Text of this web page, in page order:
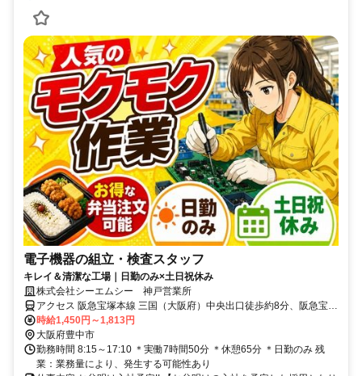
電子機器の組立・検査スタッフ
キレイ＆清潔な工場｜日勤のみ×土日祝休み
株式会社シーエムシー 神戸営業所
アクセス 阪急宝塚本線 三国（大阪府）中央出口徒歩約8分、阪急宝塚
本線 庄内（大阪府）西口徒歩約14分、阪急神戸本線 神崎川西口徒歩
約18分 三国駅 より徒歩10分 ＊自転車通勤OK
時給1,450円～1,813円
大阪府豊中市
勤務時間 8:15～17:10 ＊実働7時間50分 ＊休憩65分 ＊日勤のみ 残
業：業務量により、発生する可能性あり